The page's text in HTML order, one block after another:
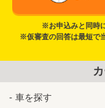
※お申込みと同時
※仮審査の回答は最短で
車を探す